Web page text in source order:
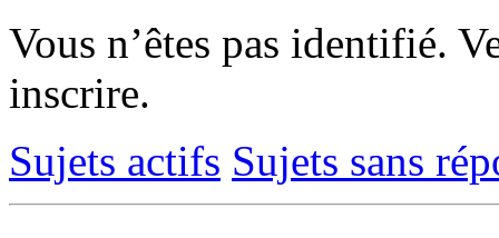
Vous n’êtes pas identifié.
inscrire.
Sujets actifs Sujets sans